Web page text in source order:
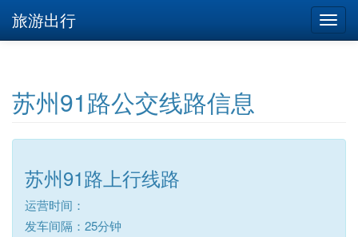
旅游出行
苏州91路公交线路信息
苏州91路上行线路
运营时间：
发车间隔：25分钟